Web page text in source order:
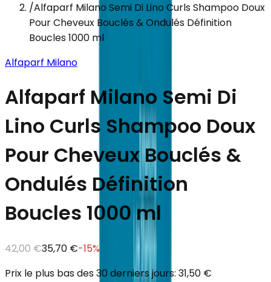
/Alfaparf Milano Semi Di Lino Curls Shampoo Doux
Pour Cheveux Bouclés & Ondulés Définition
Boucles 1000 ml
Alfaparf Milano
Alfaparf Milano Semi Di
Lino Curls Shampoo Doux
Pour Cheveux Bouclés &
Ondulés Définition
Boucles 1000 ml
42,00 €35,70 €-15%
Prix le plus bas des 30 derniers jours: 31,50 €